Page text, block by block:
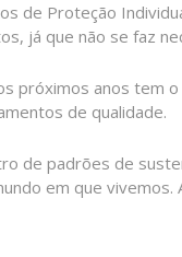
de Proteção
já que não se faz
próximos anos tem
de qualidade.
de padrões de
em que vivemos.